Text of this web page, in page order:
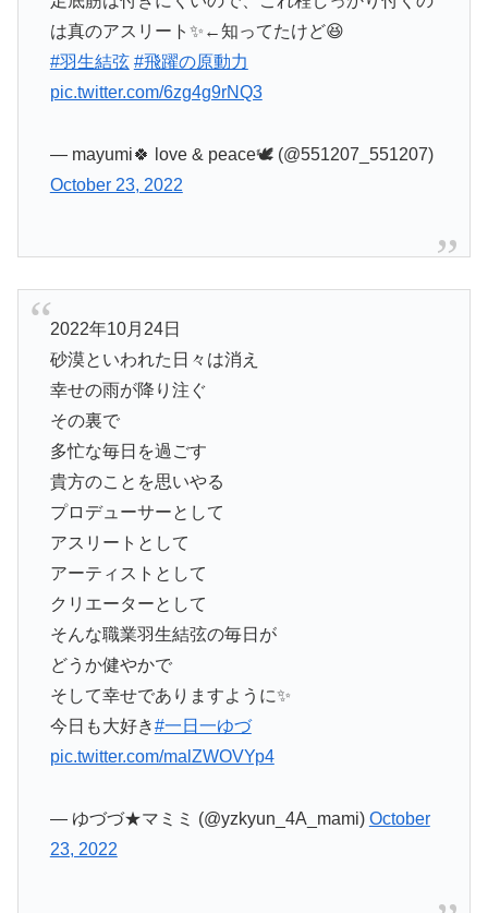
は真のアスリート✨←知ってたけど😆
#羽生結弦 #飛躍の原動力
pic.twitter.com/6zg4g9rNQ3
— mayumi🍀 love & peace🕊 (@551207_551207)
October 23, 2022
2022年10月24日
砂漠といわれた日々は消え
幸せの雨が降り注ぐ
その裏で
多忙な毎日を過ごす
貴方のことを思いやる
プロデューサーとして
アスリートとして
アーティストとして
クリエーターとして
そんな職業羽生結弦の毎日が
どうか健やかで
そして幸せでありますように✨
今日も大好き#一日一ゆづ
pic.twitter.com/malZWOVYp4
— ゆづづ★マミミ (@yzkyun_4A_mami) October
23, 2022